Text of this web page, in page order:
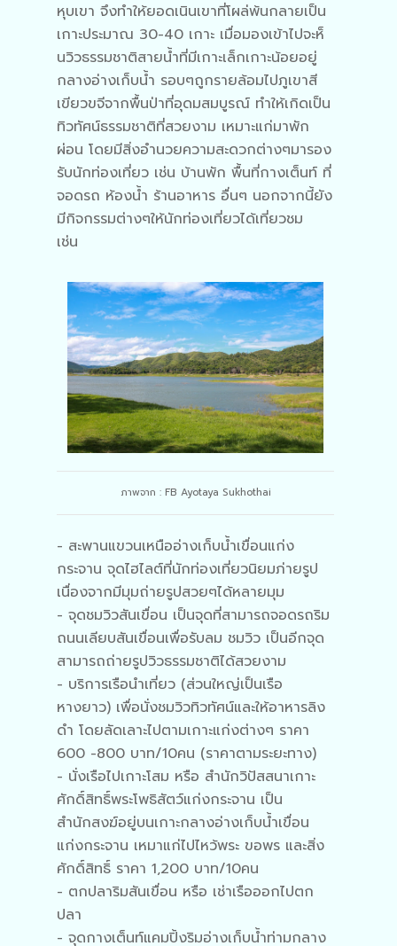
หุบเขา จึงทำให้ยอดเนินเขาที่โผล่พ้นกลายเป็น
เกาะประมาณ 30-40 เกาะ เมื่อมองเข้าไปจะห็
นวิวธรรมชาติสายน้ำที่มีเกาะเล็กเกาะน้อยอยู่
กลางอ่างเก็บน้ำ รอบๆถูกรายล้อมไปภูเขาสี
เขียวขจีจากพื้นป่าที่อุดมสมบูรณ์ ทำให้เกิดเป็น
ทิวทัศน์ธรรมชาติที่สวยงาม เหมาะแก่มาพัก
ผ่อน โดยมีสิ่งอำนวยความสะดวกต่างๆมารอง
รับนักท่องเที่ยว เช่น บ้านพัก พื้นที่กางเต็นท์ ที่
จอดรถ ห้องน้ำ ร้านอาหาร อื่นๆ นอกจากนี้ยัง
มีกิจกรรมต่างๆให้นักท่องเที่ยวได้เที่ยวชม
เช่น
ภาพจาก : FB Ayotaya Sukhothai
- สะพานแขวนเหนืออ่างเก็บน้ำเขื่อนแก่ง
กระจาน จุดไฮไลต์ที่นักท่องเที่ยวนิยมภ่ายรูป
เนื่องจากมีมุมถ่ายรูปสวยๆได้หลายมุม
- จุดชมวิวสันเขื่อน เป็นจุดที่สามารถจอดรถริม
ถนนเลียบสันเขื่อนเพื่อรับลม ชมวิว เป็นอีกจุด
สามารถถ่ายรูปวิวธรรมชาติได้สวยงาม
- บริการเรือนำเที่ยว (ส่วนใหญ่เป็นเรือ
หางยาว) เพื่อนั่งชมวิวทิวทัศน์และให้อาหารลิง
ดำ โดยลัดเลาะไปตามเกาะแก่งต่างๆ ราคา
600 -800 บาท/10คน (ราคาตามระยะทาง)
- นั่งเรือไปเกาะโสม หรือ สำนักวิปัสสนาเกาะ
ศักดิ์สิทธิ์พระโพธิสัตว์แก่งกระจาน เป็น
สำนักสงฆ์อยู่บนเกาะกลางอ่างเก็บน้ำเขื่อน
แก่งกระจาน เหมาแก่ไปไหว้พระ ขอพร และสิ่ง
ศักดิ์สิทธิ์ ราคา 1,200 บาท/10คน
- ตกปลาริมสันเขื่อน หรือ เช่าเรือออกไปตก
ปลา
- จุดกางเต็นท์แคมปิ้งริมอ่างเก็บน้ำท่ามกลาง